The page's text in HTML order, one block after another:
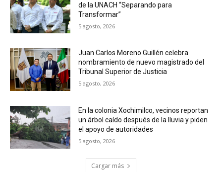
de la UNACH “Separando para
Transformar”
5 agosto, 2026
Juan Carlos Moreno Guillén celebra
nombramiento de nuevo magistrado del
Tribunal Superior de Justicia
5 agosto, 2026
En la colonia Xochimilco, vecinos reportan
un árbol caído después de la lluvia y piden
el apoyo de autoridades
5 agosto, 2026
Cargar más